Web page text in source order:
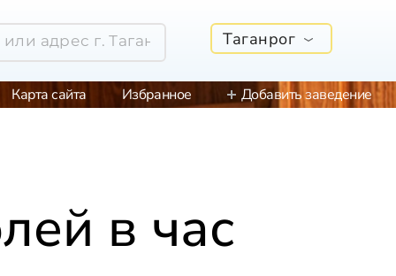
Таганрог
Карта сайта Избранное Добавить заведение
в час